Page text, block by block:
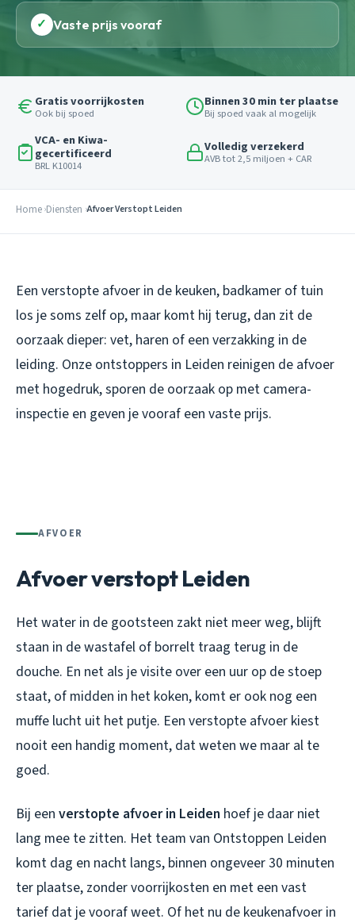
✓ Vaste prijs vooraf
Gratis voorrijkosten
Ook bij spoed
Binnen 30 min ter plaatse
Bij spoed vaak al mogelijk
VCA- en Kiwa-
gecertificeerd
BRL K10014
Volledig verzekerd
AVB tot 2,5 miljoen + CAR
Home Diensten Afvoer Verstopt Leiden
Een verstopte afvoer in de keuken, badkamer of tuin
los je soms zelf op, maar komt hij terug, dan zit de
oorzaak dieper: vet, haren of een verzakking in de
leiding. Onze ontstoppers in Leiden reinigen de afvoer
met hogedruk, sporen de oorzaak op met camera-
inspectie en geven je vooraf een vaste prijs.
AFVOER
Afvoer verstopt Leiden
Het water in de gootsteen zakt niet meer weg, blijft
staan in de wastafel of borrelt traag terug in de
douche. En net als je visite over een uur op de stoep
staat, of midden in het koken, komt er ook nog een
muffe lucht uit het putje. Een verstopte afvoer kiest
nooit een handig moment, dat weten we maar al te
goed.
Bij een verstopte afvoer in Leiden hoef je daar niet
lang mee te zitten. Het team van Ontstoppen Leiden
komt dag en nacht langs, binnen ongeveer 30 minuten
ter plaatse, zonder voorrijkosten en met een vast
tarief dat je vooraf weet. Of het nu de keukenafvoer in